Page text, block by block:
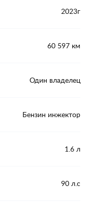
2023г
60 597 км
Один владелец
Бензин инжектор
1.6 л
90 л.с